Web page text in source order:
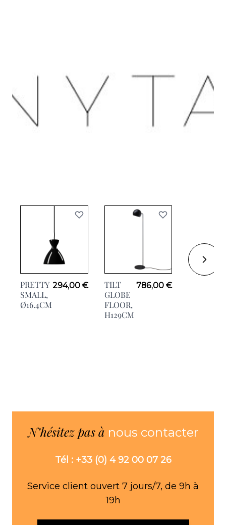
PRETTY
SMALL,
Ø16.4CM
294,00 €
TILT
GLOBE
FLOOR,
H129CM
786,00 €
N’hésitez pas à nous contacter
Tél : +33 (0) 4 92 00 07 26
Service client ouvert 7 jours/7, de 9h à
19h